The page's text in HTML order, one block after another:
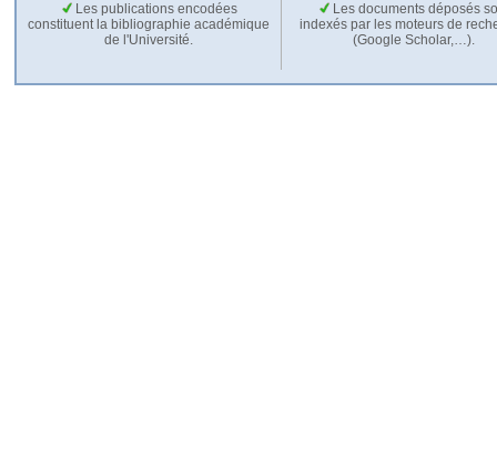
Les publications encodées
constituent la bibliographie académique
de l'Université.
Les documents déposés
indexés par les moteurs de
(Google Scholar,…).